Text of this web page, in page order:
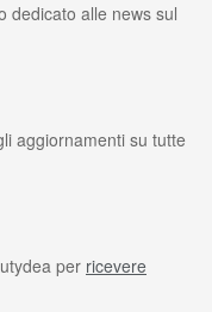
dedicato alle news sul
aggiornamenti su tutte
per ricevere